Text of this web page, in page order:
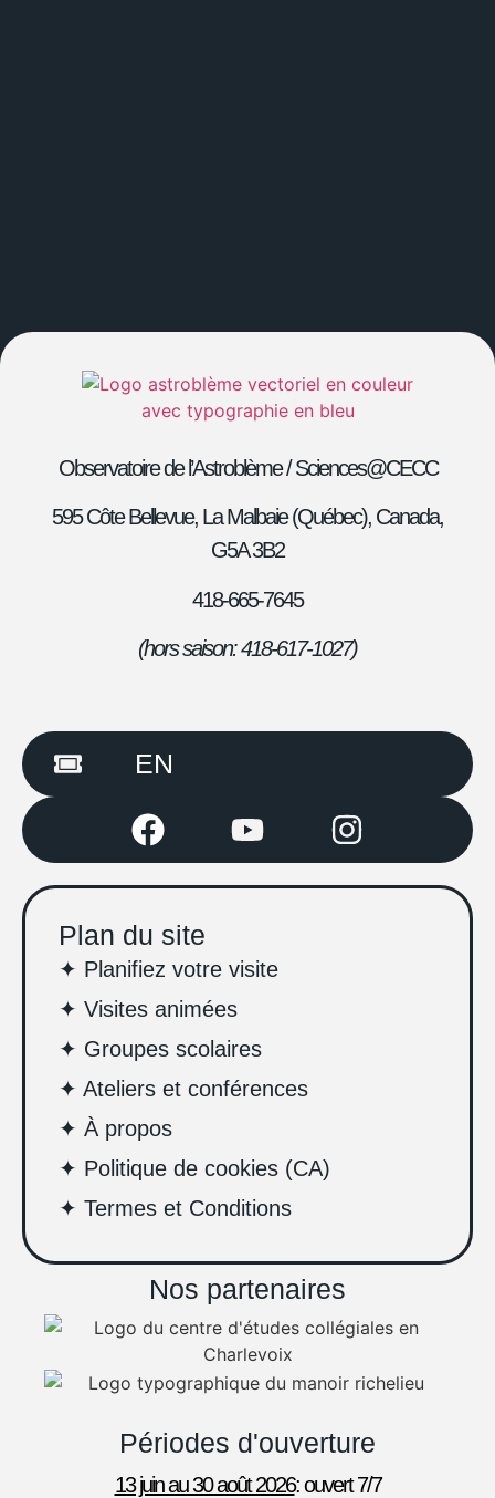
Observatoire de l’Astroblème /Sciences@CECC
595 Côte Bellevue, La Malbaie (Québec), Canada,
G5A 3B2
418-665-7645
(hors saison: 418-617-1027)
EN
Plan du site
✦ Planifiez votre visite
✦ Visites animées
✦ Groupes scolaires
✦ Ateliers et conférences
✦ À propos
✦ Politique de cookies (CA)
✦ Termes et Conditions
Nos partenaires
Périodes d'ouverture
13 juin au 30 août 2026: ouvert 7/7